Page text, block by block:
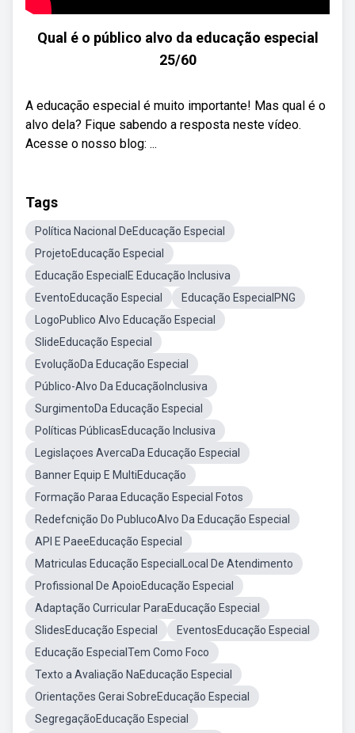
Qual é o público alvo da educação especial
25/60
A educação especial é muito importante! Mas qual é o
alvo dela? Fique sabendo a resposta neste vídeo.
Acesse o nosso blog: ...
Tags
Política Nacional DeEducação Especial
ProjetoEducação Especial
Educação EspecialE Educação Inclusiva
EventoEducação Especial
Educação EspecialPNG
LogoPublico Alvo Educação Especial
SlideEducação Especial
EvoluçãoDa Educação Especial
Público-Alvo Da EducaçãoInclusiva
SurgimentoDa Educação Especial
Políticas PúblicasEducação Inclusiva
Legislaçoes AvercaDa Educação Especial
Banner Equip E MultiEducação
Formação Paraa Educação Especial Fotos
Redefcnição Do PublucoAlvo Da Educação Especial
API E PaeeEducação Especial
Matriculas Educação EspecialLocal De Atendimento
Profissional De ApoioEducação Especial
Adaptação Curricular ParaEducação Especial
SlidesEducação Especial
EventosEducação Especial
Educação EspecialTem Como Foco
Texto a Avaliação NaEducação Especial
Orientações Gerai SobreEducação Especial
SegregaçãoEducação Especial